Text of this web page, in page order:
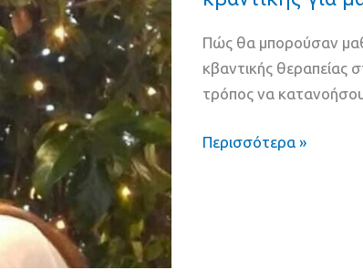
Πώς θα μπορούσαν
κβαντικής
τρόπος να
η
αφομοίωση
των
μέσω
Περισσότερα »